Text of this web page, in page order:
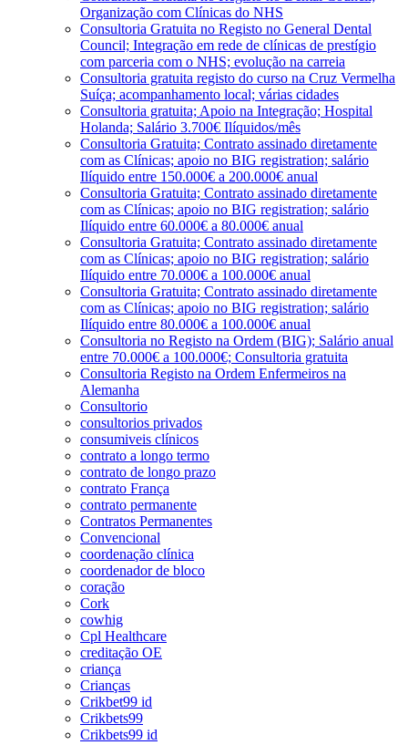
Organização com Clínicas do NHS
Consultoria Gratuita no Registo no General Dental
Council; Integração em rede de clínicas de prestígio
com parceria com o NHS; evolução na carreia
Consultoria gratuita registo do curso na Cruz Vermelha
Suíça; acompanhamento local; várias cidades
Consultoria gratuita; Apoio na Integração; Hospital
Holanda; Salário 3.700€ Ilíquidos/mês
Consultoria Gratuita; Contrato assinado diretamente
com as Clínicas; apoio no BIG registration; salário
Ilíquido entre 150.000€ a 200.000€ anual
Consultoria Gratuita; Contrato assinado diretamente
com as Clínicas; apoio no BIG registration; salário
Ilíquido entre 60.000€ a 80.000€ anual
Consultoria Gratuita; Contrato assinado diretamente
com as Clínicas; apoio no BIG registration; salário
Ilíquido entre 70.000€ a 100.000€ anual
Consultoria Gratuita; Contrato assinado diretamente
com as Clínicas; apoio no BIG registration; salário
Ilíquido entre 80.000€ a 100.000€ anual
Consultoria no Registo na Ordem (BIG); Salário anual
entre 70.000€ a 100.000€; Consultoria gratuita
Consultoria Registo na Ordem Enfermeiros na
Alemanha
Consultorio
consultorios privados
consumiveis clínicos
contrato a longo termo
contrato de longo prazo
contrato França
contrato permanente
Contratos Permanentes
Convencional
coordenação clínica
coordenador de bloco
coração
Cork
cowhig
Cpl Healthcare
creditação OE
criança
Crianças
Crikbet99 id
Crikbets99
Crikbets99 id